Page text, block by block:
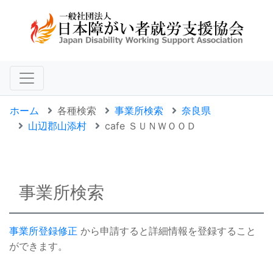
ホーム 各種検索 事業所検索
奈良県
山辺郡山添村
cafe ＳＵＮＷＯＯＤ
事業所検索
事業所登録修正 から申請すると詳細情報を登録すること
ができます。